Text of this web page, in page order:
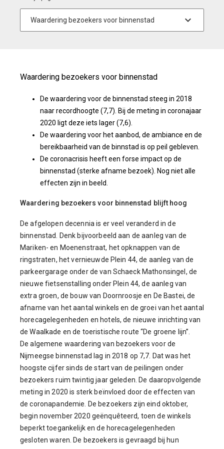
Waardering bezoekers voor binnenstad
De waardering voor de binnenstad steeg in 2018
naar recordhoogte (7,7). Bij de meting in coronajaar
2020 ligt deze iets lager (7,6).
De waardering voor het aanbod, de ambiance en de
bereikbaarheid van de binnstad is op peil gebleven.
De coronacrisis heeft een forse impact op de
binnenstad (sterke afname bezoek). Nog niet alle
effecten zijn in beeld.
Waardering bezoekers voor binnenstad blijft hoog
De afgelopen decennia is er veel veranderd in de
binnenstad. Denk bijvoorbeeld aan de aanleg van de
Mariken- en Moenenstraat, het opknappen van de
ringstraten, het vernieuwde Plein 44, de aanleg van de
parkeergarage onder de van Schaeck Mathonsingel, de
nieuwe fietsenstalling onder Plein 44, de aanleg van
extra groen, de bouw van Doornroosje en De Bastei, de
afname van het aantal winkels en de groei van het aantal
horecagelegenheden en hotels, de nieuwe inrichting van
de Waalkade en de toeristische route “De groene lijn”.
De algemene waardering van bezoekers voor de
Nijmeegse binnenstad lag in 2018 op 7,7. Dat was het
hoogste cijfer sinds de start van de peilingen onder
bezoekers ruim twintig jaar geleden. De daaropvolgende
meting in 2020 is sterk beïnvloed door de effecten van
de coronapandemie. De bezoekers zijn eind oktober,
begin november 2020 geënquêteerd, toen de winkels
beperkt toegankelijk en de horecagelegenheden
gesloten waren. De bezoekers is gevraagd bij hun